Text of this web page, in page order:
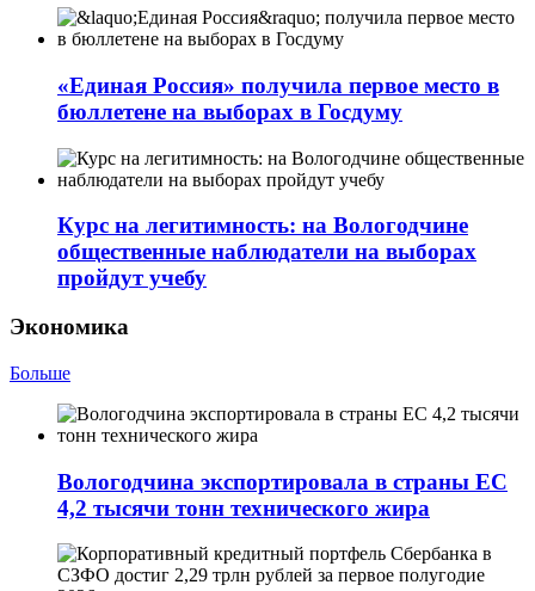
«Единая Россия» получила первое место в
бюллетене на выборах в Госдуму
Курс на легитимность: на Вологодчине
общественные наблюдатели на выборах
пройдут учебу
Экономика
Больше
Вологодчина экспортировала в страны ЕС
4,2 тысячи тонн технического жира